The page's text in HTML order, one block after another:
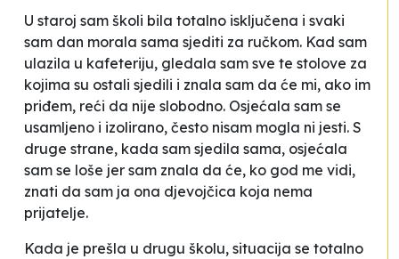
U staroj sam školi bila totalno isključena i svaki
sam dan morala sama sjediti za ručkom. Kad sam
ulazila u kafeteriju, gledala sam sve te stolove za
kojima su ostali sjedili i znala sam da će mi, ako im
priđem, reći da nije slobodno. Osjećala sam se
usamljeno i izolirano, često nisam mogla ni jesti. S
druge strane, kada sam sjedila sama, osjećala
sam se loše jer sam znala da će, ko god me vidi,
znati da sam ja ona djevojčica koja nema
prijatelje.
Kada je prešla u drugu školu, situacija se totalno